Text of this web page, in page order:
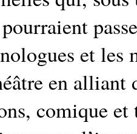
et les
en alliant
comique